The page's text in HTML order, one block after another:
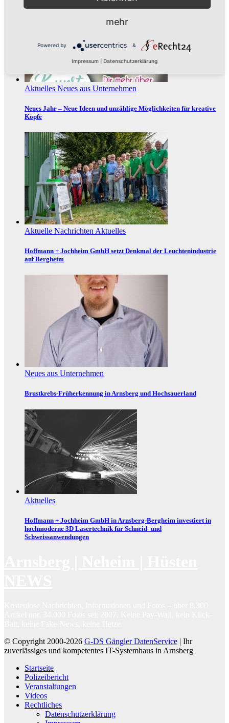
Aktuelles Neues aus Unternehmen
Neues Jahr – Neue Ideen und unzählige Möglichkeiten für kreative
Köpfe
Aktuelle Nachrichten Aktuelles
Hoffmann + Jochheim GmbH setzt Denkmal der Leuchtenindustrie
auf Bergheim
Neues aus Unternehmen
Brustkrebs-Früherkennung in Arnsberg und Hochsauerland
Aktuelles
Hoffmann + Jochheim GmbH in Arnsberg-Bergheim investiert in
hochmoderne 3D Lasertechnik für Schneid- und
Schweissanwendungen
© Copyright 2000-2026 G-DS Gängler DatenService | Ihr
zuverlässiges und kompetentes IT-Systemhaus in Arnsberg
Startseite
Polizeibericht
Veranstaltungen
Videos
Rechtliches
Datenschutzerklärung
mehr
Powered by &
Impressum Datenschutzerklärung